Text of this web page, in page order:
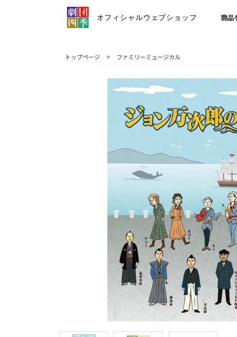
商品
トップページ > ファミリーミュージカル